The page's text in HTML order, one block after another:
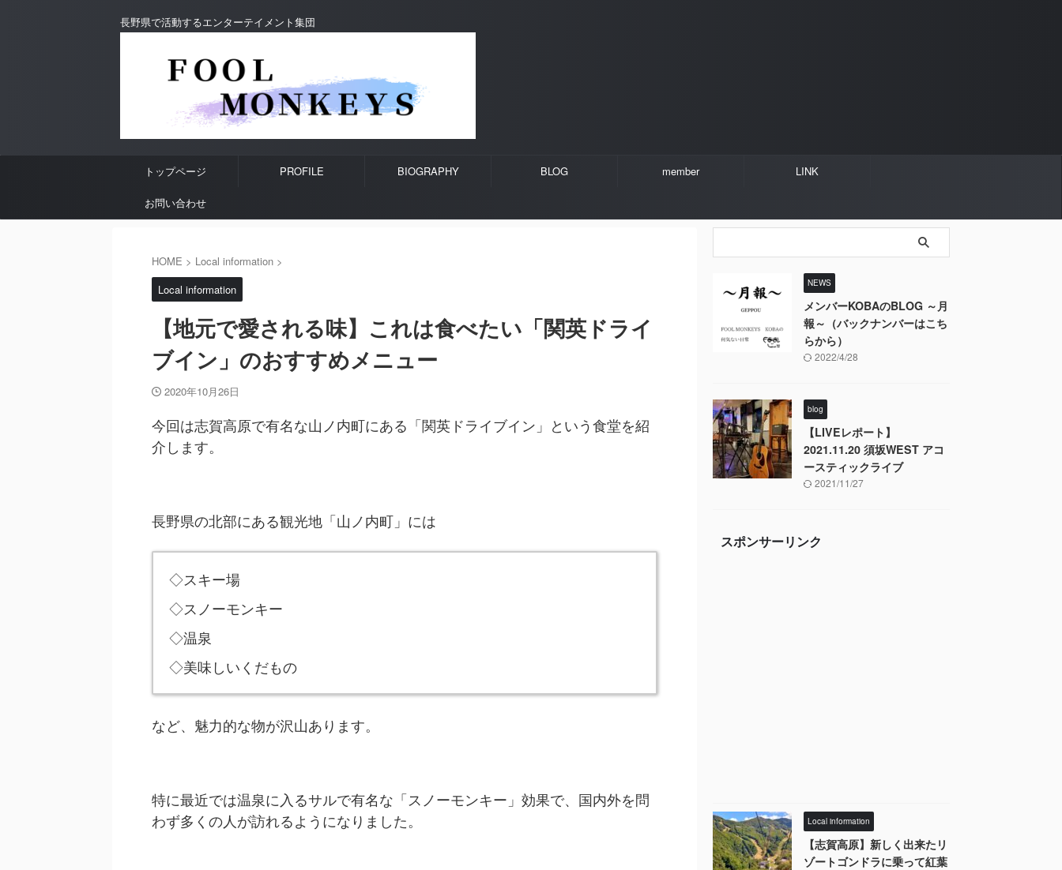
長野県で活動するエンターテイメント集団
トップページ PROFILE BIOGRAPHY BLOG member LINK
お問い合わせ
HOME > Local information >
Local information
【地元で愛される味】これは食べたい「関英ドライ
ブイン」のおすすめメニュー
2020年10月26日
今回は志賀高原で有名な山ノ内町にある「関英ドライブイン」という食堂を紹
介します。
長野県の北部にある観光地「山ノ内町」には
◇スキー場
◇スノーモンキー
◇温泉
◇美味しいくだもの
など、魅力的な物が沢山あります。
特に最近では温泉に入るサルで有名な「スノーモンキー」効果で、国内外を問
わず多くの人が訪れるようになりました。
NEWS
メンバーKOBAのBLOG ～月
報～（バックナンバーはこち
らから）
2022/4/28
blog
【LIVEレポート】
2021.11.20 須坂WEST アコ
ースティックライブ
2021/11/27
スポンサーリンク
Local information
【志賀高原】新しく出来たリ
ゾートゴンドラに乗って紅葉